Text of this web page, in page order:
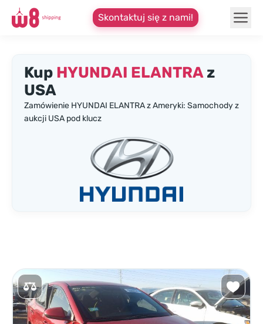
Skontaktuj się z nami!
Kup HYUNDAI ELANTRAz
USA
Zamówienie HYUNDAI ELANTRA z Ameryki: Samochody z
aukcji USA pod klucz